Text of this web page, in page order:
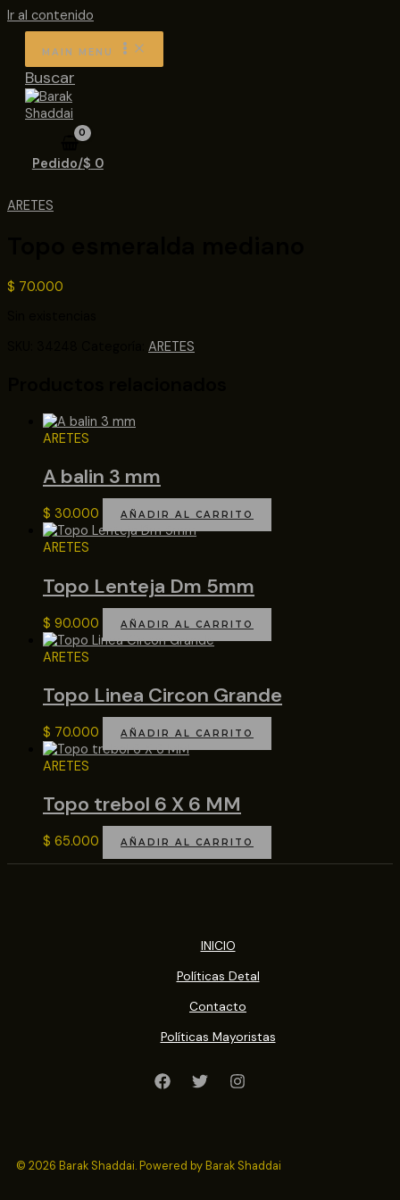
Ir al contenido
MAIN MENU
Buscar
Pedido/$ 0
ARETES
$ 70.000
ARETES
ARETES
A balin 3 mm
$ 30.000 AÑADIR AL CARRITO
ARETES
Topo Lenteja Dm 5mm
$ 90.000 AÑADIR AL CARRITO
ARETES
Topo Linea Circon Grande
$ 70.000 AÑADIR AL CARRITO
ARETES
Topo trebol 6 X 6 MM
$ 65.000 AÑADIR AL CARRITO
INICIO
Políticas Detal
Contacto
Políticas Mayoristas
© 2026 Barak Shaddai. Powered by Barak Shaddai